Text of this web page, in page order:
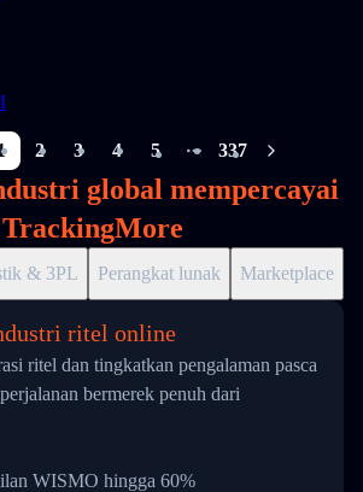
2 3 4 5
More pages
337
global mempercayai
TrackingMore
& 3PL Perangkat lunak Marketplace
ritel online
ritel dan tingkatkan pengalaman pasca
bermerek penuh dari
WISMO hingga 60%